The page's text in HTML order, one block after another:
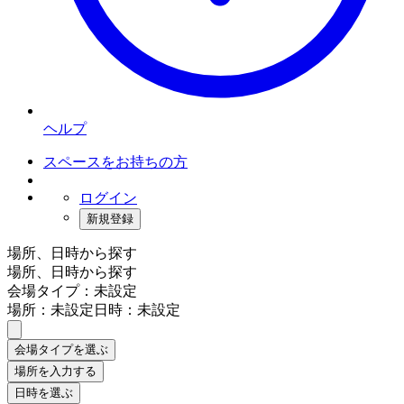
ヘルプ
スペースをお持ちの方
ログイン
新規登録
場所、日時から探す
場所、日時から探す
会場タイプ：未設定
場所：未設定日時：未設定
会場タイプを選ぶ
場所を入力する
日時を選ぶ